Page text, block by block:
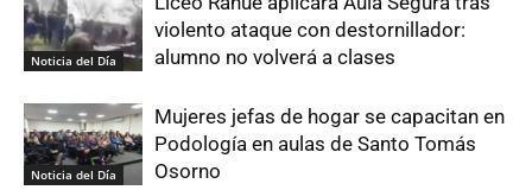
Noticia del Día
violento ataque con destornillador:
alumno no volverá a clases
Noticia del Día
Mujeres jefas de hogar se capacitan en
Podología en aulas de Santo Tomás
Osorno